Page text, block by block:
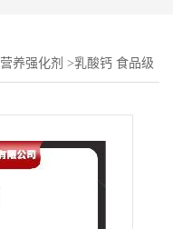
营养强化剂 >乳酸钙 食品级